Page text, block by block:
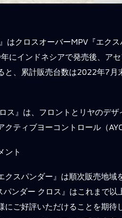
はクロスオーバーMPV『エク
にインドネシアで発売後、ア
と、累計販売台数は2022年7
ス』は、フロントとリヤのデ
ティブヨーコントロール（
ント
クスパンダー』は順次販売地
パンダー クロス』はこれまで
にご好評いただけることを期